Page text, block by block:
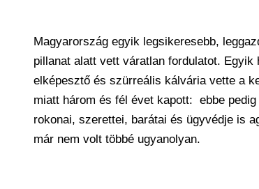
Magyarország egyik legsikeresebb,
pillanat alatt vett váratlan fordulatot.
elképesztő és szürreális kálvária vette a
miatt három és fél évet kapott: ebbe
rokonai, szerettei, barátai és ügyvédje is
már nem volt többé ugyanolyan.